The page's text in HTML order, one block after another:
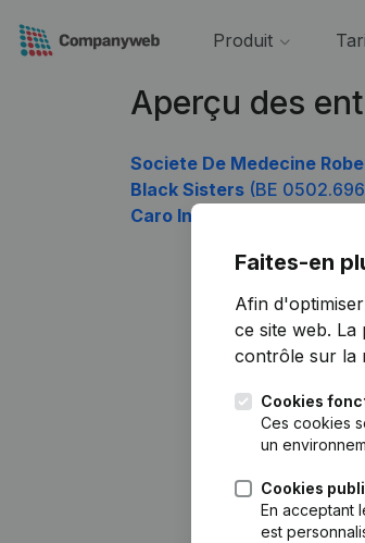
Produit
Aperçu des
Societe De Medecine
Black Sisters (BE
Caro Invest
Faites-en
Afin
ce site web. La
contrôle sur la
Cookies
Ces cookies
un
Cookies
En acceptant
est